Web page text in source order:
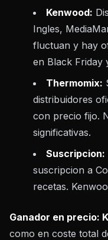
Kenwood:
Ingles,
fluctuan y hay
en Black Friday
Thermomix:
distribuidores
con precio fijo.
significativas.
Suscripcion:
suscripcion a
recetas.
Ganador en precio:
como en coste total